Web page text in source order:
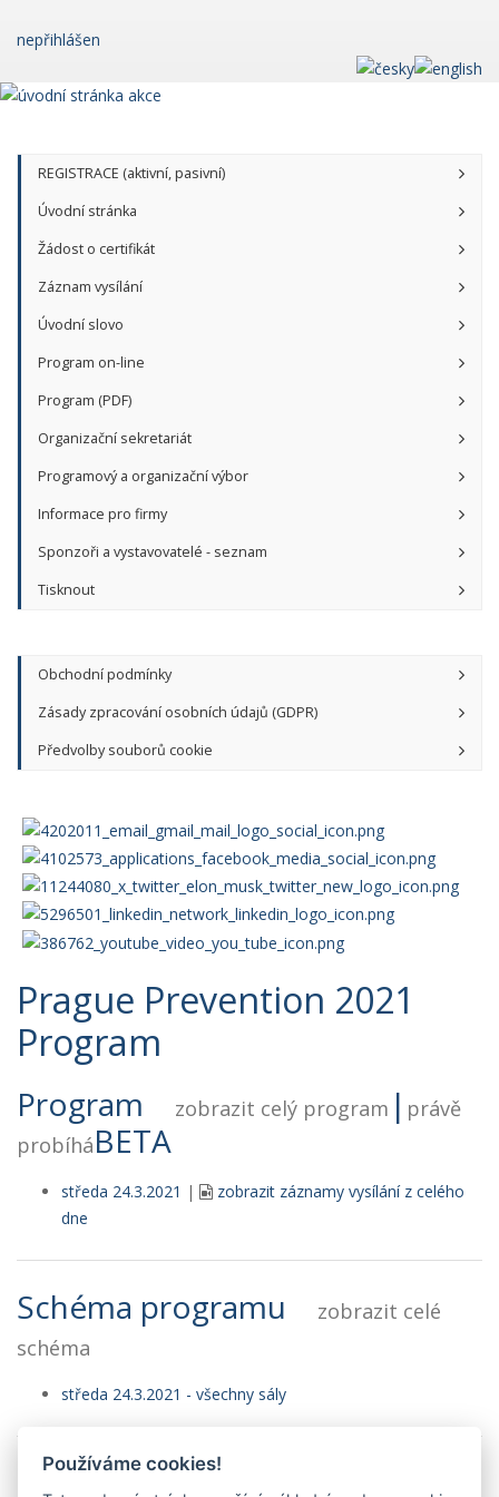
nepřihlášen
REGISTRACE (aktivní, pasivní)
Úvodní stránka
Žádost o certifikát
Záznam vysílání
Úvodní slovo
Program on-line
Program (PDF)
Organizační sekretariát
Programový a organizační výbor
Informace pro firmy
Sponzoři a vystavovatelé - seznam
Tisknout
Obchodní podmínky
Zásady zpracování osobních údajů (GDPR)
Předvolby souborů cookie
Prague Prevention 2021
Program
Program zobrazit celý program | právě
probíháBETA
středa 24.3.2021 |
zobrazit záznamy vysílání z celého
dne
Schéma programu
zobrazit celé
schéma
středa 24.3.2021 - všechny sály
Rejstřík 1.autorů
Používáme cookies!